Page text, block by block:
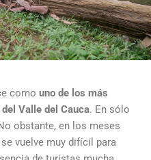
como uno de los más
Valle del Cauca. En sólo
obstante, en los meses
vuelve muy difícil para